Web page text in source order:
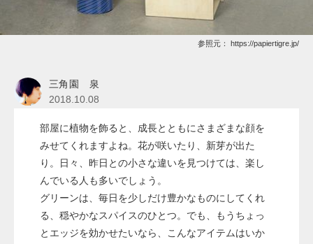
参照元： https://papiertigre.jp/
三角園 泉
2018.10.08
部屋に植物を飾ると、成長とともにさまざまな顔を
みせてくれますよね。花が咲いたり、新芽が出た
り。日々、昨日との小さな違いを見つけては、楽し
んでいる人も多いでしょう。
グリーンは、毎日を少しだけ豊かなものにしてくれ
る、穏やかなスパイスのひとつ。でも、もうちょっ
とエッジを効かせたいなら、こんなアイテムはいか